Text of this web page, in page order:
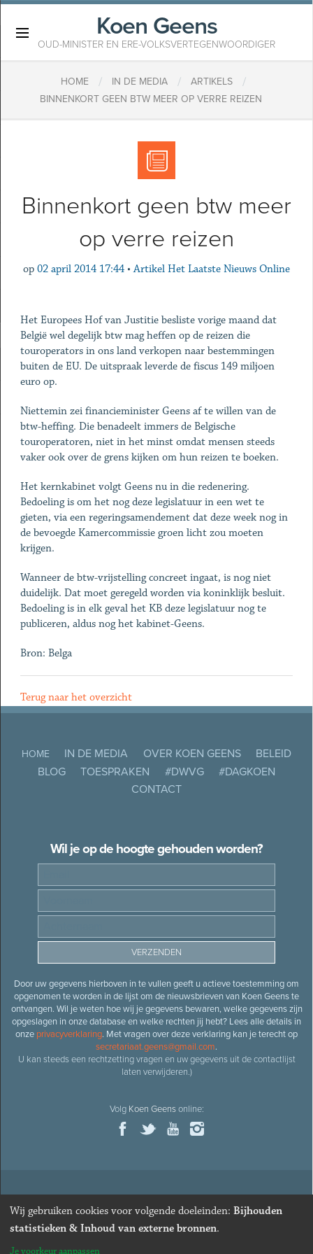
Koen Geens
OUD-MINISTER EN ERE-VOLKSVERTEGENWOORDIGER
HOME / IN DE MEDIA / ARTIKELS /
BINNENKORT GEEN BTW MEER OP VERRE REIZEN
Binnenkort geen btw meer
op verre reizen
op 02 april 2014 17:44 • Artikel Het Laatste Nieuws Online
Het Europees Hof van Justitie besliste vorige maand dat
België wel degelijk btw mag heffen op de reizen die
touroperators in ons land verkopen naar bestemmingen
buiten de EU. De uitspraak leverde de fiscus 149 miljoen
euro op.
Niettemin zei financieminister Geens af te willen van de
btw-heffing. Die benadeelt immers de Belgische
touroperatoren, niet in het minst omdat mensen steeds
vaker ook over de grens kijken om hun reizen te boeken.
Het kernkabinet volgt Geens nu in die redenering.
Bedoeling is om het nog deze legislatuur in een wet te
gieten, via een regeringsamendement dat deze week nog in
de bevoegde Kamercommissie groen licht zou moeten
krijgen.
Wanneer de btw-vrijstelling concreet ingaat, is nog niet
duidelijk. Dat moet geregeld worden via koninklijk besluit.
Bedoeling is in elk geval het KB deze legislatuur nog te
publiceren, aldus nog het kabinet-Geens.
Bron: Belga
Terug naar het overzicht
HOME IN DE MEDIA OVER KOEN GEENS
BELEID
BLOG
TOESPRAKEN #DWVG
#DAGKOEN
CONTACT
Wil je op de hoogte gehouden worden?
Door uw gegevens hierboven in te vullen geeft u actieve toestemming om
opgenomen te worden in de lijst om de nieuwsbrieven van Koen Geens te
ontvangen. Wil je weten hoe wij je gegevens bewaren, welke gegevens zijn
opgeslagen in onze database en welke rechten jij hebt? Lees alle details in
onze privacyverklaring. Met vragen over deze verklaring kan je terecht op
secretariaat.geens@gmail.com.
U kan steeds een rechtzetting vragen en uw gegevens uit de contactlijst
laten verwijderen.)
Volg Koen Geensonline:
© 2026Oud-minister en ere-volksvertegenwoordiger Koen
· Alle rechten voorbehouden · Cookies wijzigen
Webdesign&website ontwikkelingdoor Zenjoy in Leuven
Wij gebruiken cookies voor volgende doeleinden: Bijhouden
statistieken & Inhoud van externe bronnen.
Je voorkeur aanpassen